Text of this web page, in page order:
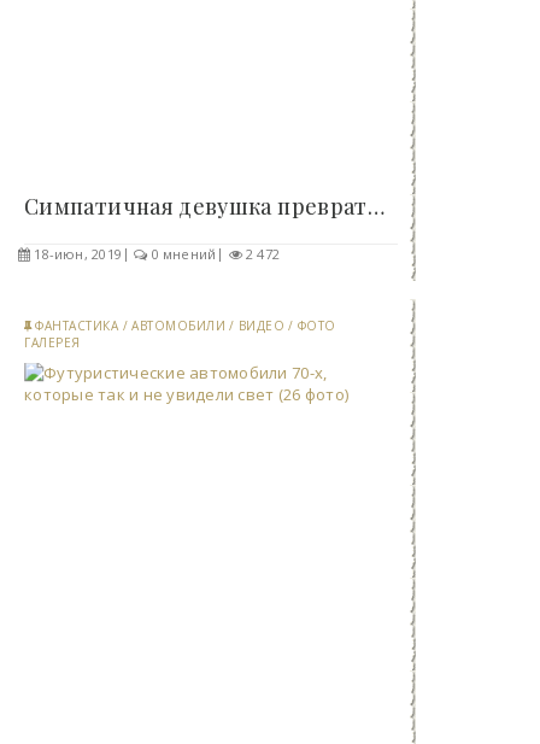
Симпатичная девушка превратила себя во фрика (10..
18-июн, 2019 0 мнений 2 472
ФАНТАСТИКА /АВТОМОБИЛИ / ВИДЕО / ФОТО
ГАЛЕРЕЯ